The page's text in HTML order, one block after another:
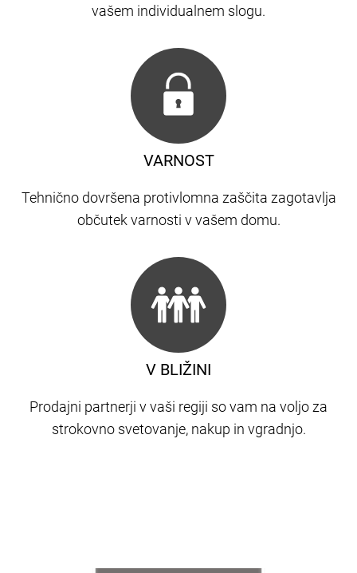
vašem individualnem slogu.
V BLIŽINI
Prodajni partnerji v vaši regiji so vam na voljo za
strokovno svetovanje, nakup in vgradnjo.
VARNOST
Tehnično dovršena protivlomna zaščita zagotavlja
občutek varnosti v vašem domu.